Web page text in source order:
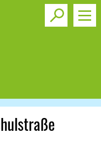
Toggle